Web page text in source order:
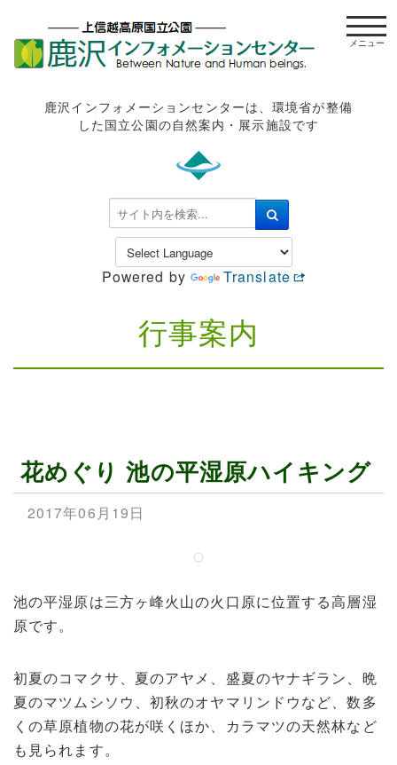
鹿沢インフォメーションセンターは、環境省が整備
した国立公園の自然案内・展示施設です
検
索
.
Powered by Translate
t
o
行事案内
花めぐり 池の平湿原ハイキング
2017年06月19日
池の平湿原は三方ヶ峰火山の火口原に位置する高層湿
原です。
初夏のコマクサ、夏のアヤメ、盛夏のヤナギラン、晩
夏のマツムシソウ、初秋のオヤマリンドウなど、数多
くの草原植物の花が咲くほか、カラマツの天然林など
も見られます。